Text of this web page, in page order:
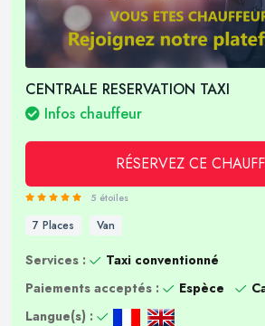
CENTRALE RESERVATION TAXI
Infos chauffeur
RÉSERVEZ CE
5 étoiles
7 Places Van
Services :
Taxi conventionné
Paiements acceptés :
Espèce
Langue(s) :